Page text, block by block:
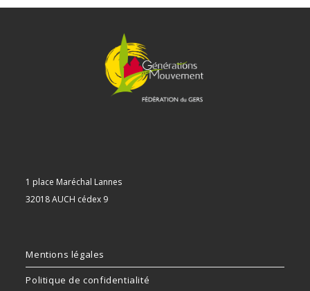
1 place Maréchal Lannes
32018 AUCH cédex 9
Mentions légales
Politique de confidentialité